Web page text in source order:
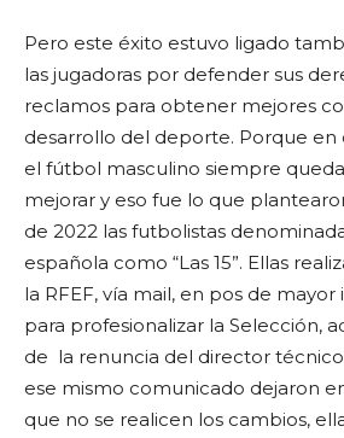
Pero este éxito estuvo ligado
las jugadoras por defender sus
reclamos para obtener mejores
desarrollo del deporte. Porque
el fútbol masculino siempre
mejorar y eso fue lo que
de 2022 las futbolistas
española como “Las 15”. Ellas
la RFEF, vía mail, en pos de
para profesionalizar la Selección,
de la renuncia del director técnico
ese mismo comunicado dejaron
que no se realicen los cambios,